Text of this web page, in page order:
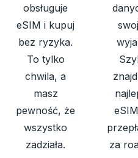
obsługuje
eSIM i kupuj
bez ryzyka.
To tylko
chwila, a
masz
pewność, że
wszystko
zadziała.
za